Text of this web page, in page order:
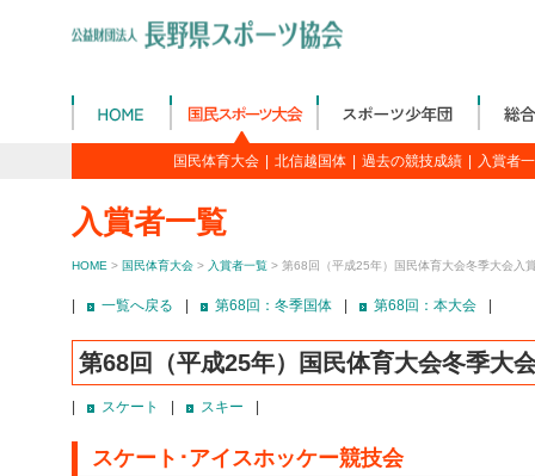
国民体育大会 北信越国体 過去の競技成績 入賞者
入賞者一覧
HOME > 国民体育大会 > 入賞者一覧 > 第68回（平成25年）国民体育大会冬季大会入
一覧へ戻る 第68回：冬季国体 第68回：本大会
第68回（平成25年）国民体育大会冬季大
スケート スキー
スケート･アイスホッケー競技会